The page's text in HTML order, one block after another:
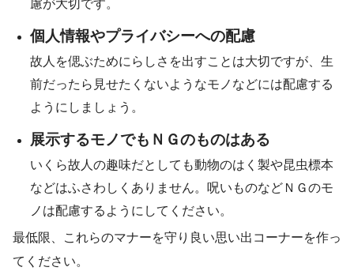
慮が大切です。
個人情報やプライバシーへの配慮
故人を偲ぶためにらしさを出すことは大切ですが、生
前だったら見せたくないようなモノなどには配慮する
ようにしましょう。
展示するモノでもＮＧのものはある
いくら故人の趣味だとしても動物のはく製や昆虫標本
などはふさわしくありません。呪いものなどＮＧのモ
ノは配慮するようにしてください。
最低限、これらのマナーを守り良い思い出コーナーを作っ
てください。